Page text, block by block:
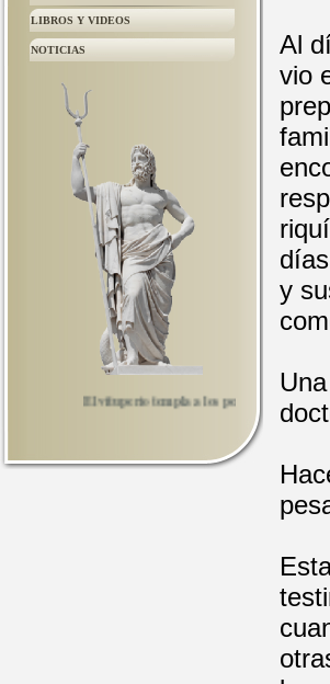
LIBROS Y VIDEOS
NOTICIAS
El vituperio templa a los perseverantes y
Al
vio
y